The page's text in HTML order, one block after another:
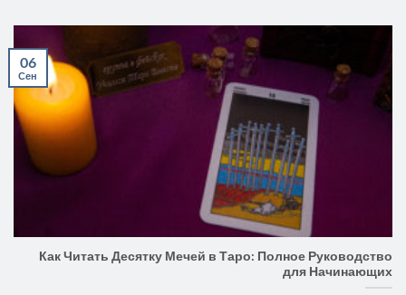
Как Читать Десятку Мечей в Таро: Полное Руководство
для Начинающих
06
Сен